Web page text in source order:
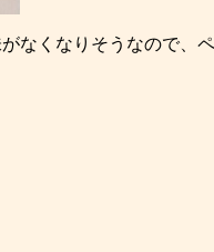
なくなりそうなので、